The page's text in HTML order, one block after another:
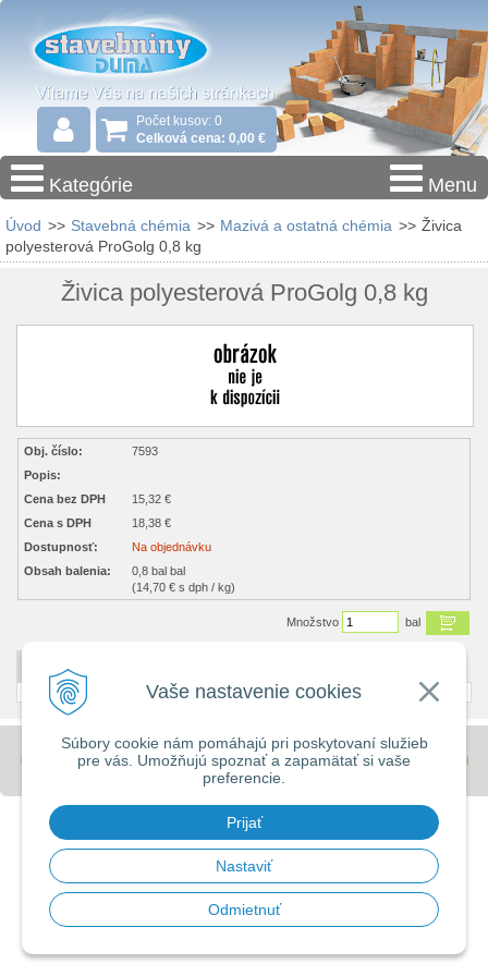
Vaše nastavenie cookies
Súbory cookie nám pomáhajú pri poskytovaní služieb
pre vás. Umožňujú spoznať a zapamätať si vaše
preferencie.
Prijať
Nastaviť
Odmietnuť
Počet kusov: 0
Celková cena: 0,00 €
Kategórie Menu
Úvod >> Stavebná chémia >> Mazivá a ostatná chémia >> Živica
polyesterová ProGolg 0,8 kg
Živica polyesterová ProGolg 0,8 kg
Obj. číslo:
7593
Popis:
Cena bez DPH
15,32 €
Cena s DPH
18,38 €
Dostupnosť:
Na objednávku
Obsah balenia:
0,8 bal bal
(14,70 € s dph / kg)
Množstvo bal
DETAILNÝ POPIS
© 2026 Stavebniny - DUMA •tvorba eshopu cez UNIobchod,webhostingspoločnosti
WEBYGROUP